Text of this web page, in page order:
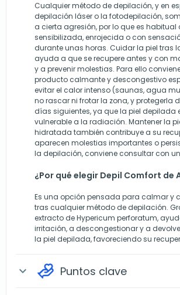
Cualquier método de depilación, y en
depilación láser o la fotodepilación,
a cierta agresión, por lo que es habitual
sensibilizada, enrojecida o con
durante unas horas. Cuidar la piel tras
ayuda a que se recupere antes y con
y a prevenir molestias. Para ello
producto calmante y descongestivo
evitar el calor intenso (saunas, agua
no rascar ni frotar la zona, y protegerla
días siguientes, ya que la piel depilada
vulnerable a la radiación. Mantener la
hidratada también contribuye a su
aparecen molestias importantes o
la depilación, conviene consultar con
¿Por qué elegir Depil Comfort de
Es una opción pensada para calmar y
tras cualquier método de depilación.
extracto de Hypericum perforatum,
irritación, a descongestionar y a
la piel depilada, favoreciendo su
expand_more Puntos clave